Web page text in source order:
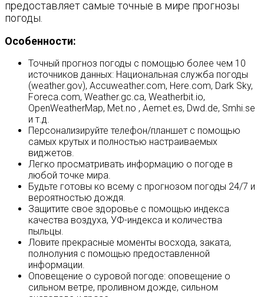
предоставляет самые точные в мире прогнозы
погоды.
Особенности:
Точный прогноз погоды с помощью более чем 10
источников данных: Национальная служба погоды
(weather.gov), Accuweather.com, Here.com, Dark Sky,
Foreca.com, Weather.gc.ca, Weatherbit.io,
OpenWeatherMap, Met.no , Aemet.es, Dwd.de, Smhi.se
и т.д.
Персонализируйте телефон/планшет с помощью
самых крутых и полностью настраиваемых
виджетов.
Легко просматривать информацию о погоде в
любой точке мира.
Будьте готовы ко всему с прогнозом погоды 24/7 и
вероятностью дождя.
Защитите свое здоровье с помощью индекса
качества воздуха, УФ-индекса и количества
пыльцы.
Ловите прекрасные моменты восхода, заката,
полнолуния с помощью предоставленной
информации.
Оповещение о суровой погоде: оповещение о
сильном ветре, проливном дожде, сильном